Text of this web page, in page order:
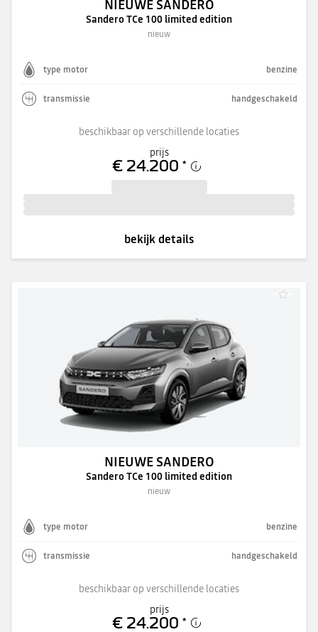
NIEUWE SANDERO
Sandero TCe 100 limited edition
nieuw
type motor benzine
transmissie handgeschakeld
beschikbaar op verschillende locaties
prijs
€ 24.200 *
bekijk details
NIEUWE SANDERO
Sandero TCe 100 limited edition
nieuw
type motor benzine
transmissie handgeschakeld
beschikbaar op verschillende locaties
prijs
€ 24.200 *